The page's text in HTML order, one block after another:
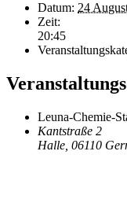
Datum: 24
Zeit:
20:45
Leuna-Chemie-
Kantstraße 2
Halle 06110